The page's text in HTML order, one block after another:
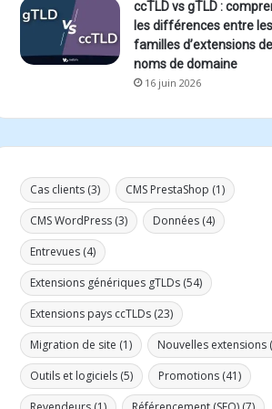
ccTLD vs gTLD :
les différences entre les
familles d’extensions de
noms de domaine
16 juin 2026
Cas clients (3) CMS PrestaShop (1)
CMS WordPress (3) Données (4)
Entrevues (4)
Extensions génériques gTLDs (54)
Extensions pays ccTLDs (23)
Migration de site (1) Nouvelles extensions
Outils et logiciels (5) Promotions (41)